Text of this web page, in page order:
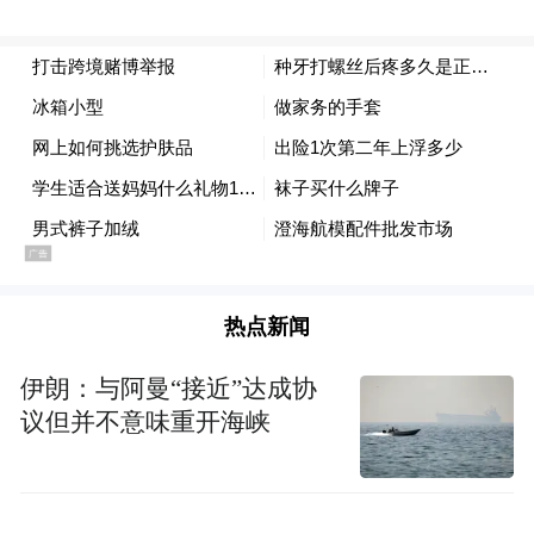
热点新闻
伊朗：与阿曼“接近”达成协
议但并不意味重开海峡